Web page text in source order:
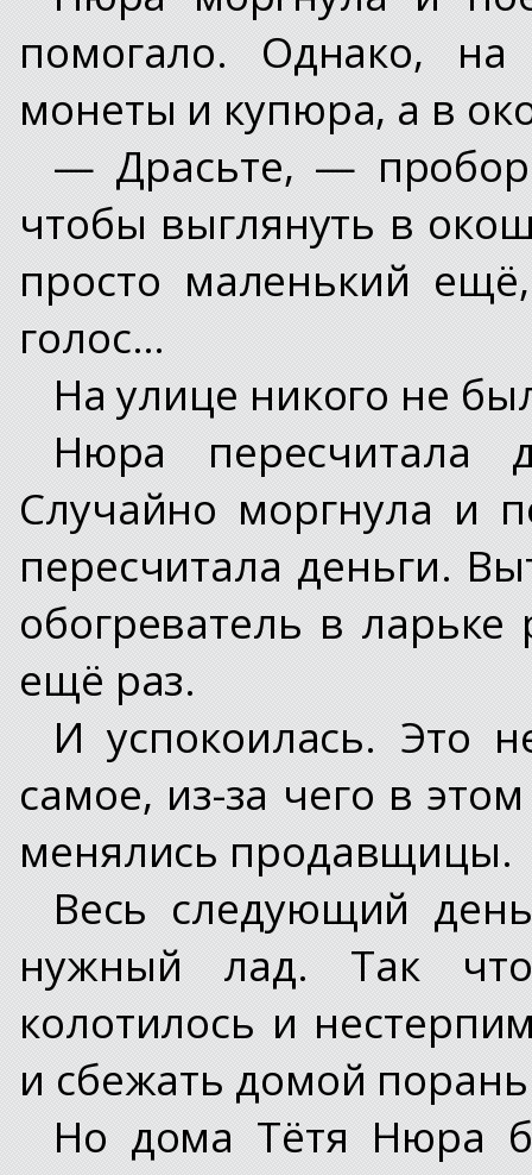
помогало. Однако,
монеты и купюра, а в
— Драсьте, —
чтобы выглянуть в
просто маленький
голос…
На улице никого не
Нюра пересчитала
Случайно моргнула и
пересчитала деньги.
обогреватель в ларьке
ещё раз.
И успокоилась. Это
самое, из-за чего в
менялись продавщицы.
Весь следующий
нужный лад. Так
колотилось и
и сбежать домой
Но дома Тётя Нюра